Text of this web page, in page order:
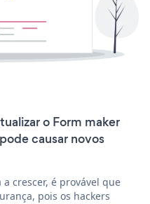
o Form maker
causar novos
crescer, é provável que
pois os hackers